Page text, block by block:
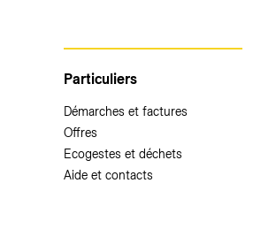
Particuliers
Démarches et factures
Offres
Ecogestes et déchets
Aide et contacts